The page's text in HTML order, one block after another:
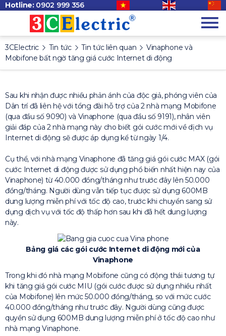
Hotline: 0902 999 356
3CElectric Tin tức Tin tức liên quan
Vinaphone và
Mobifone bất ngờ tăng giá cước Internet di động
Sau khi nhận được nhiều phản ánh của độc giả, phóng viên của
Dân trí đã liên hệ với tổng đài hỗ trợ của 2 nhà mạng Mobifone
(qua đầu số 9090) và Vinaphone (qua đầu số 9191), nhân viên
giải đáp của 2 nhà mạng này cho biết gói cước mới về dịch vụ
Internet di động sẽ được áp dụng kể từ ngày 1/4.
Cụ thể, với nhà mạng Vinaphone đã tăng giá gói cước MAX (gói
cước Internet di động được sử dụng phổ biến nhất hiện nay của
Vinaphone) từ 40.000 đồng/tháng như trước đây lên 50.000
đồng/tháng. Người dùng vẫn tiếp tục được sử dụng 600MB
dung lượng miễn phí với tốc độ cao, trước khi chuyển sang sử
dụng dịch vụ với tốc độ thấp hơn sau khi đã hết dung lượng
này.
Bảng giá các gói cước Internet di động mới của
Vinaphone
Trong khi đó nhà mạng Mobifone cũng có động thái tương tự
khi tăng giá gói cước MIU (gói cước được sử dụng nhiều nhất
của Mobifone) lên mức 50.000 đồng/tháng, so với mức cước
40.000 đồng/tháng như trước đây. Người dùng cũng được
quyền sử dụng 600MB dung lượng miễn phí ở tốc độ cao như
nhà mạng Vinaphone.